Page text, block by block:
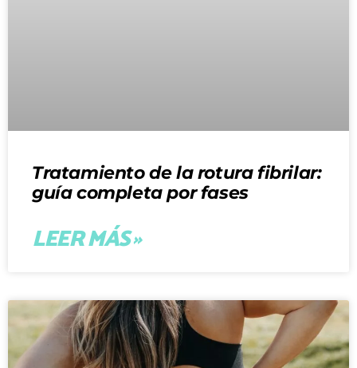
Tratamiento de la rotura fibrilar:
guía completa por fases
LEER MÁS »